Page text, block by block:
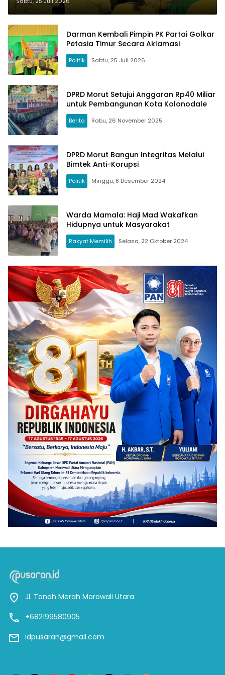
Darman Kembali Pimpin PK Partai Golkar
Petasia Timur Secara Aklamasi
Politik Sabtu, 25 Juli 2026
DPRD Morut Setujui Anggaran Rp40 Miliar
untuk Pembangunan Kota Kolonodale
Berita Rabu, 26 November 2025
DPRD Morut Bangun Integritas Melalui
Bimtek Anti-Korupsi
Politik Minggu, 8 Desember 2024
Warda Mamala: Haji Mad Wakafkan
Hidupnya untuk Masyarakat
Rakyat Memilih Selasa, 22 Oktober 2024
Jl. Tanah Merah Morowali Utara
+682199580905
idpusaran@gmail.com